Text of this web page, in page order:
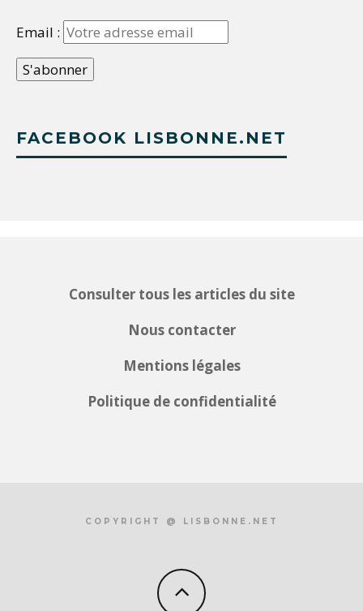
Email :
FACEBOOK LISBONNE.NET
Consulter tous les articles du site
Nous contacter
Mentions légales
Politique de confidentialité
COPYRIGHT @ LISBONNE.NET